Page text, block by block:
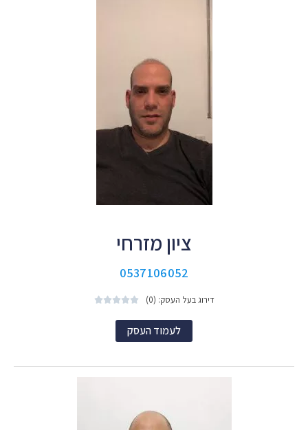
ציון מזרחי
0537106052
דירוג בעל העסק: (0) 




לעמוד העסק